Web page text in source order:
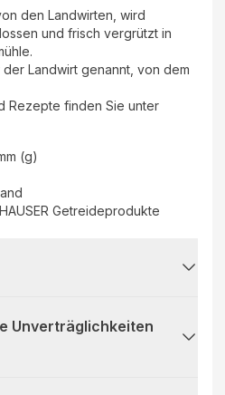
den Landwirten, wird
und frisch vergrützt in
Landwirt genannt, von dem
Rezepte finden Sie unter
(g)
Getreideprodukte
Unverträglichkeiten